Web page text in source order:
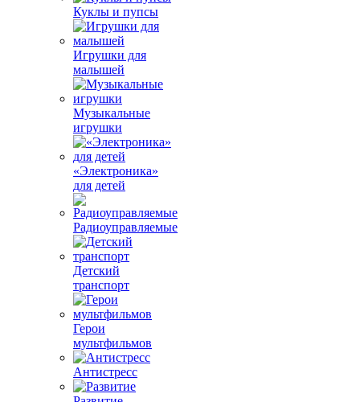
Куклы и пупсы
Игрушки для
малышей
Музыкальные
игрушки
«Электроника»
для детей
Радиоуправляемые
Детский
транспорт
Герои
мультфильмов
Антистресс